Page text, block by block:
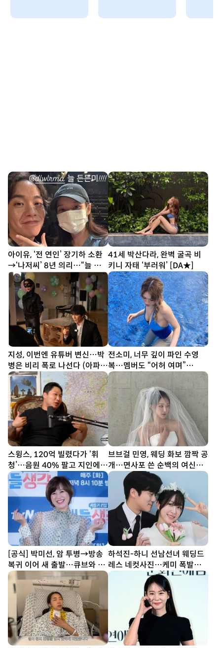
아이유, ‘전 연인’ 장기하 소환
→‘나저씨’ 8년 의리…“늘 든
든” [SD톡톡]
41세 박산다라, 완벽 굴곡 비
키니 자태 ‘부러워’ [DA★]
지성, 이번엔 유튜버 변신…박
병은 비리 폭로 나선다 (아파
트)
전소미, 너무 깊이 파인 수영
복…멤버도 “어허 여며”
[DA★]
스윙스, 120억 빌렸다가 ‘휘
청’…음원 40% 팔고 지인에
20억 빌려 [SD톡톡]
브브걸 민영, 웨딩 화보 깜짝 공
개…면사포 쓴 순백의 여신
[DA★]
[공식] 박미선, 암 투병→방송
복귀 이어 새 출발…큐브와 6
년 동행 끝
하석진-하니 선남선녀 웨딩드
레스 네컷사진…케미 폭발
[DA★]